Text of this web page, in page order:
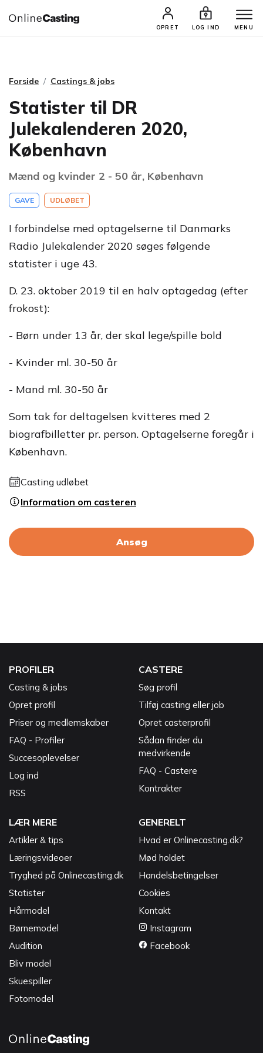
OPRET LOG IND MENU
CASTINGS & JOBS SØG PROFIL
Forside Castings & jobs
Statister til DR
Julekalenderen 2020,
København
Mænd og kvinder 2 - 50 år, København
GAVE UDLØBET
I forbindelse med optagelserne til Danmarks
Radio Julekalender 2020 søges følgende
statister i uge 43.
D. 23. oktober 2019 til en halv optagedag (efter
frokost):
- Børn under 13 år, der skal lege/spille bold
- Kvinder ml. 30-50 år
- Mand ml. 30-50 år
Som tak for deltagelsen kvitteres med 2
biografbilletter pr. person. Optagelserne foregår i
København.
Casting udløbet
Information om casteren
Ansøg
PROFILER
Casting & jobs
Opret profil
Priser og medlemskaber
FAQ - Profiler
Succesoplevelser
Log ind
RSS
CASTERE
Søg profil
Tilføj casting eller job
Opret casterprofil
Sådan finder du
medvirkende
FAQ - Castere
Kontrakter
LÆR MERE
Artikler & tips
Læringsvideoer
Tryghed på Onlinecasting.dk
Statister
Hårmodel
Børnemodel
Audition
Bliv model
Skuespiller
Fotomodel
GENERELT
Hvad er Onlinecasting.dk?
Mød holdet
Handelsbetingelser
Cookies
Kontakt
Instagram
Facebook